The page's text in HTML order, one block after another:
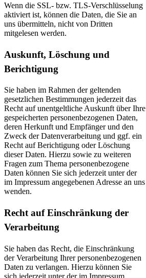
Wenn die SSL- bzw. TLS-Verschlüsselung
aktiviert ist, können die Daten, die Sie an
uns übermitteln, nicht von Dritten
mitgelesen werden.
Auskunft, Löschung und
Berichtigung
Sie haben im Rahmen der geltenden
gesetzlichen Bestimmungen jederzeit das
Recht auf unentgeltliche Auskunft über Ihre
gespeicherten personenbezogenen Daten,
deren Herkunft und Empfänger und den
Zweck der Datenverarbeitung und ggf. ein
Recht auf Berichtigung oder Löschung
dieser Daten. Hierzu sowie zu weiteren
Fragen zum Thema personenbezogene
Daten können Sie sich jederzeit unter der
im Impressum angegebenen Adresse an uns
wenden.
Recht auf Einschränkung der
Verarbeitung
Sie haben das Recht, die Einschränkung
der Verarbeitung Ihrer personenbezogenen
Daten zu verlangen. Hierzu können Sie
sich jederzeit unter der im Impressum